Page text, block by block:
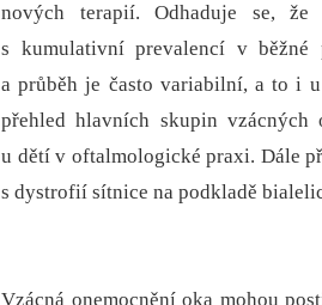
nových terapií. Odhaduje se,
s kumulativní prevalencí v běžné
a průběh je často variabilní, a to i
přehled hlavních skupin vzácných
u dětí v oftalmo­logické praxi. Dále
s dystrofií sítnice na podkladě
Vzácná onemocnění oka mohou